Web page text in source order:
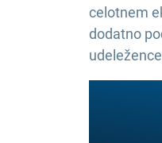
celotnem
dodatno